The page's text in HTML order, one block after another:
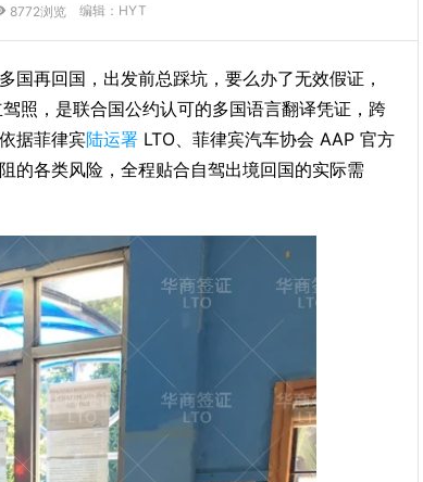
8772浏览 编辑：HYT
再回国，出发前总踩坑，要么办了无效假证，
照，是联合国公约认可的多国语言翻译凭证，跨
据菲律宾陆运署 LTO、菲律宾汽车协会 AAP 官方
的各类风险，全程贴合自驾出境回国的实际需